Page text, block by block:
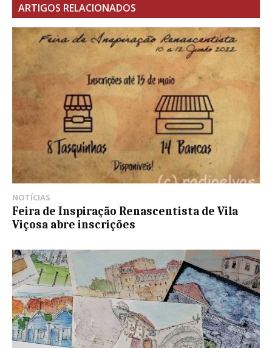
ARTIGOS RELACIONADOS
NOTÍCIAS
Feira de Inspiração Renascentista de Vila
Viçosa abre inscrições